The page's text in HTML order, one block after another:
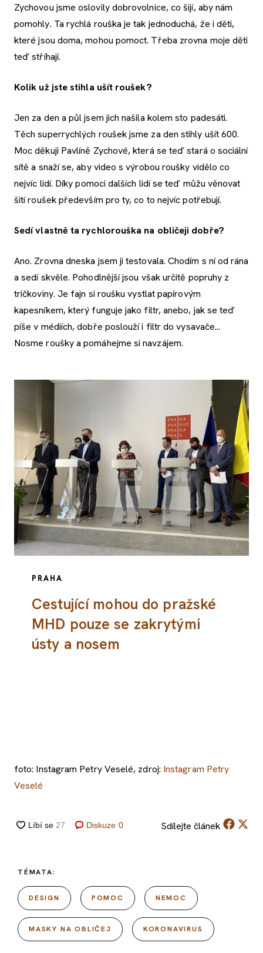
Zychovou jsme oslovily dobrovolnice, co šijí, aby nám
pomohly. Ta rychlá rouška je tak jednoduchá, že i děti,
které jsou doma, mohou pomoct. Třeba zrovna moje děti
teď stříhají.
Kolik už jste stihla ušít roušek?
Jen za den a půl jsem jich našila kolem sto padesáti.
Těch superrychlých roušek jsme za den stihly ušít 600.
Moc děkuji Pavlíně Zychové, která se teď stará o sociální
sítě a snaží se, aby video s výrobou roušky vidělo co
nejvíc lidí. Díky pomoci dalších lidí se teď můžu věnovat
šití roušek především pro ty, co to nejvíc potřebují.
Sedí vlastně ta rychlorouška na obličeji dobře?
Ano. Zrovna dneska jsem ji testovala. Chodím s ní od rána
a sedí skvěle. Pohodlnější jsou však určitě popruhy z
tričkoviny. Je fajn si roušku vystlat papírovým
kapesníkem, který funguje jako filtr, anebo, jak se teď
píše v médiích, dobře poslouží i filtr do vysavače...
Nosme roušky a pomáhejme si navzájem.
PRAHA
Cestující mohou do pražské
MHD pouze se zakrytými
ústy a nosem
foto: Instagram Petry Veselé, zdroj: Instagram Petry
Veselé
Diskuze 0 Sdílejte článek
TÉMATA:
DESIGN POMOC NEMOC
MASKY NA OBLIČEJ KORONAVIRUS